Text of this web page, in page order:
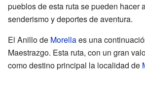
pueblos de esta ruta se pueden hacer
senderismo y deportes de aventura.
El Anillo de Morellaes una
Maestrazgo. Esta ruta, con un gran
como destino principal la localidad de